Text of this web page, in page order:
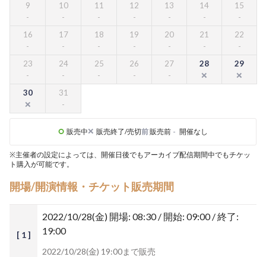
9 10 11 12 13 14 15
16 17 18 19 20 21 22
23 24 25 26 27 28 29
30 31
販売中 販売終了/売切前販売前 - 開催なし
※主催者の設定によっては、開催日後でもアーカイブ配信期間中でもチケッ
ト購入が可能です。
開場/開演情報・チケット販売期間
[ 1 ]
2022/10/28(金) 開場: 08:30 / 開始: 09:00 / 終了:
19:00
2022/10/28(金) 19:00まで販売